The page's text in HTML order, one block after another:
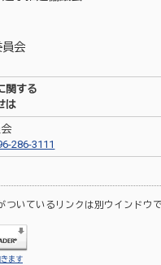
員会
関する
は
286-3111
ついているリンクは別ウインドウ
ます